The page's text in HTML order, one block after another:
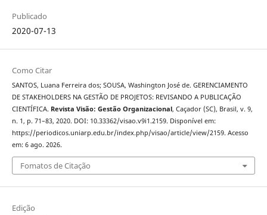
Publicado
2020-07-13
Como Citar
SANTOS, Luana Ferreira dos; SOUSA, Washington José de. GERENCIAMENTO
DE STAKEHOLDERS NA GESTÃO DE PROJETOS: REVISANDO A PUBLICAÇÃO
CIENTÍFICA. Revista Visão: Gestão Organizacional, Caçador (SC), Brasil, v. 9,
n. 1, p. 71–83, 2020. DOI: 10.33362/visao.v9i1.2159. Disponível em:
https://periodicos.uniarp.edu.br/index.php/visao/article/view/2159. Acesso
em: 6 ago. 2026.
Fomatos de Citação
Edição